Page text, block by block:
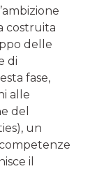
costruita
delle
di
fase,
alle
del
un
il